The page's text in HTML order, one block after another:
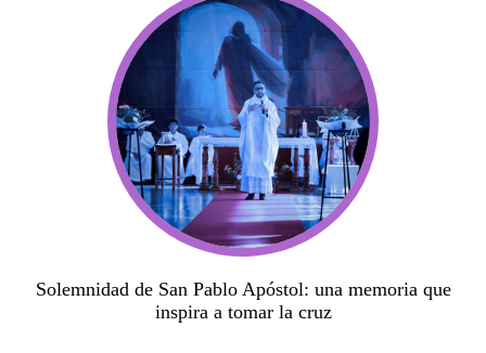
Solemnidad de San Pablo Apóstol: una memoria que
inspira a tomar la cruz